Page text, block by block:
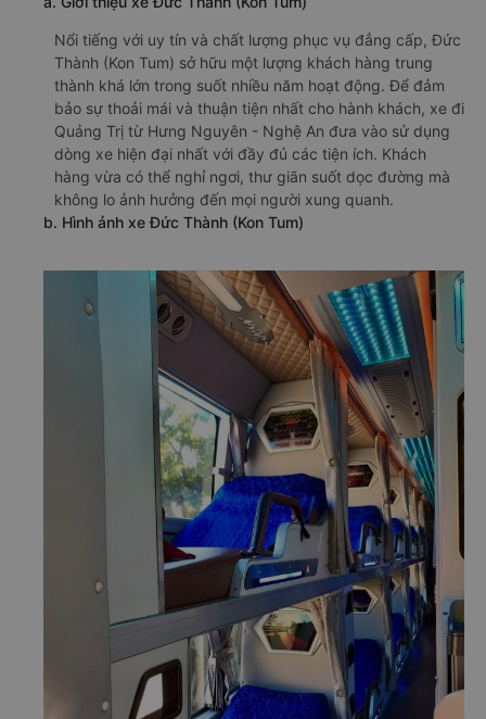
Nổi tiếng với uy tín và chất lượng phục vụ đẳng cấp, Đức
Thành (Kon Tum) sở hữu một lượng khách hàng trung
thành khá lớn trong suốt nhiều năm hoạt động. Để đảm
bảo sự thoải mái và thuận tiện nhất cho hành khách, xe đi
Quảng Trị từ Hưng Nguyên - Nghệ An đưa vào sử dụng
dòng xe hiện đại nhất với đầy đủ các tiện ích. Khách
hàng vừa có thể nghỉ ngơi, thư giãn suốt dọc đường mà
không lo ảnh hưởng đến mọi người xung quanh.
b. Hình ảnh xe Đức Thành (Kon Tum)